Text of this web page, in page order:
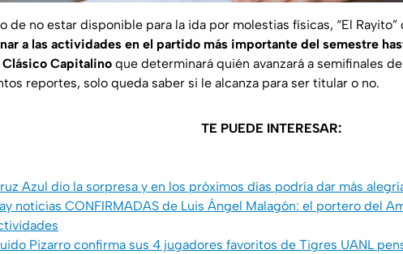
de no estar disponible para la ida por molestias físicas, “El Rayito”
a las actividades en el partido más importante del semestre
Clásico Capitalino que determinará quién avanzará a semifinales
reportes, solo queda saber si le alcanza para ser titular o no.
TE PUEDE INTERESAR:
Azul dio la sorpresa y en los próximos días podría dar más
noticias CONFIRMADAS de Luis Ángel Malagón: el portero del
Pizarro confirma sus 4 jugadores favoritos de Tigres UANL